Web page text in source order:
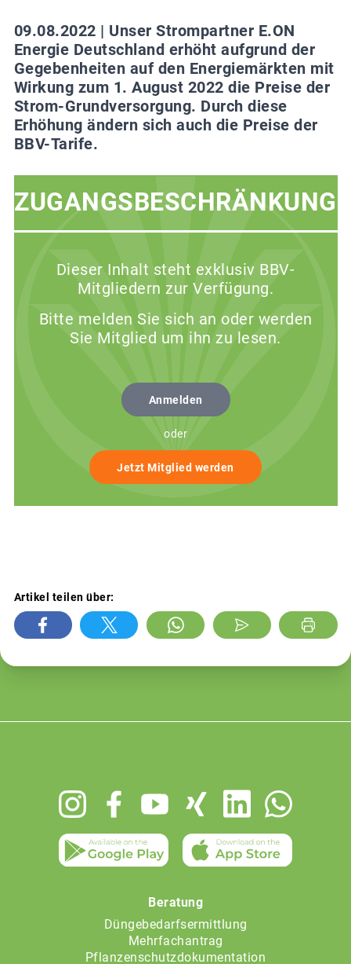
09.08.2022 | Unser Strompartner E.ON
Energie Deutschland erhöht aufgrund der
Gegebenheiten auf den Energiemärkten mit
Wirkung zum 1. August 2022 die Preise der
Strom-Grundversorgung. Durch diese
Erhöhung ändern sich auch die Preise der
BBV-Tarife.
ZUGANGSBESCHRÄNKUNG
Dieser Inhalt steht exklusiv BBV-
Mitgliedern zur Verfügung.
Bitte melden Sie sich an oder werden
Sie Mitglied um ihn zu lesen.
Anmelden
oder
Jetzt Mitglied werden
Artikel teilen über:
Beratung
Düngebedarfsermittlung
Mehrfachantrag
Pflanzenschutzdokumentation